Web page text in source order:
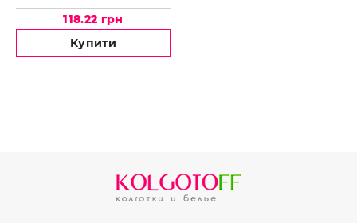
40 Den
118.22 грн
Купити